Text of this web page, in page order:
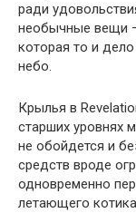
ради
необычные вещи
которая то и
небо.
Крылья в
старших уровнях
не обойдется и
средств вроде
одновременно
летающего